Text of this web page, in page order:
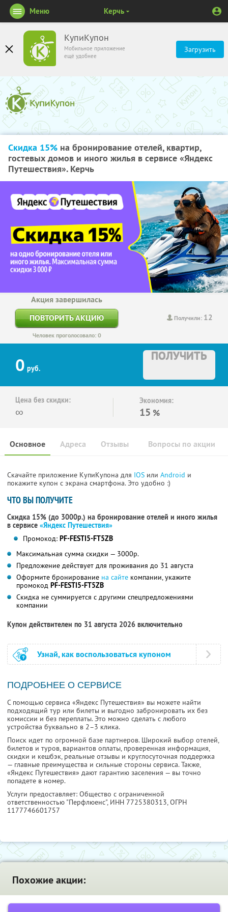
КупиКупон
Мобильное приложение
ещё удобнее
Загрузить
Меню Керчь
Скидка 15% на бронирование отелей, квартир,
гостевых домов и иного жилья в сервисе «Яндекс
Путешествия». Керчь
Получили: 12
Акция завершилась
ПОВТОРИТЬ АКЦИЮ
Человек проголосовало: 0
0 руб.
ПОЛУЧИТЬ
Цена без скидки:
∞
Экономия:
15 %
Основное Отзывы Вопросы по акции
Адреса
Скачайте приложение КупиКупона для IOS или Android и
покажите купон с экрана смартфона. Это удобно :)
ЧТО ВЫ ПОЛУЧИТЕ
Скидка 15% (до 3000р.) на бронирование отелей и иного жилья
в сервисе «Яндекс Путешествия»
Промокод: PF-FESTI5-FT5ZB
Максимальная сумма скидки — 3000р.
Предложение действует для проживания до 31 августа
Оформите бронирование на сайте компании, укажите
промокод PF-FESTI5-FT5ZB
Скидка не суммируется с другими спецпредложениями
компании
Купон действителен по 31 августа 2026 включительно
Узнай, как воспользоваться купоном
ПОДРОБНЕЕ О СЕРВИСЕ
С помощью сервиса «Яндекс Путешествия» вы можете найти
подходящий тур или билеты и выгодно забронировать их без
комиссии и без переплаты. Это можно сделать с любого
устройства буквально в 2–3 клика.
Поиск идет по огромной базе партнеров. Широкий выбор отелей,
билетов и туров, вариантов оплаты, проверенная информация,
скидки и кешбэк, реальные отзывы и круглосуточная поддержка
— главные преимущества и сильные стороны сервиса. Также,
«Яндекс Путешествия» дают гарантию заселения — вы точно
попадете в номер.
Услуги предоставляет: Общество с ограниченной
ответственностью "Перфлюенс", ИНН 7725380313, ОГРН
1177746601757
Похожие акции: